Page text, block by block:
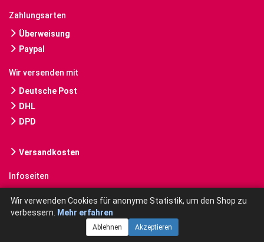
Zahlungsarten
Überweisung
Paypal
Wir versenden mit
Deutsche Post
DHL
DPD
Versandkosten
Infoseiten
Wir verwenden Cookies für anonyme Statistik, um den Shop zu
verbessern.
Mehr erfahren
Ablehnen Akzeptieren